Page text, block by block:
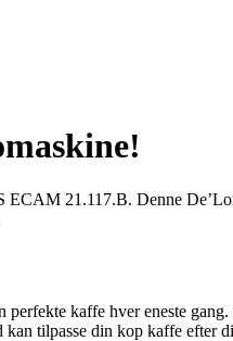
21.117.B. Denne
kaffe hver eneste
tilpasse din kop kaffe efter